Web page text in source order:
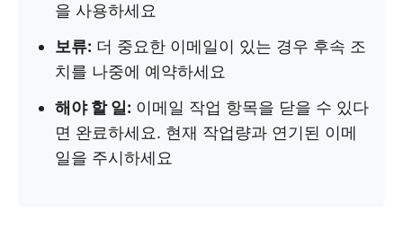
을 사용하세요
보류: 더 중요한 이메일이 있는 경우 후속 조
치를 나중에 예약하세요
해야 할 일: 이메일 작업 항목을 닫을 수 있다
면 완료하세요. 현재 작업량과 연기된 이메
일을 주시하세요